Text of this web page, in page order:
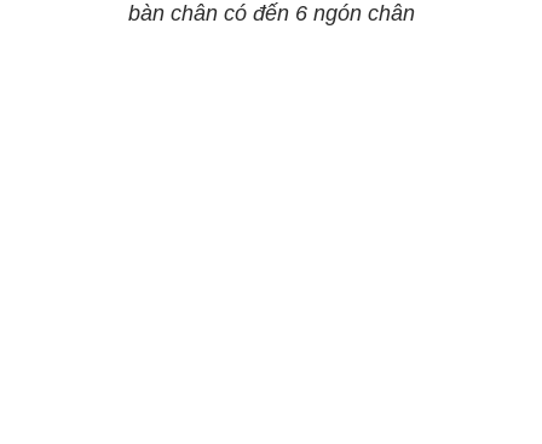
bàn chân có đến 6 ngón chân